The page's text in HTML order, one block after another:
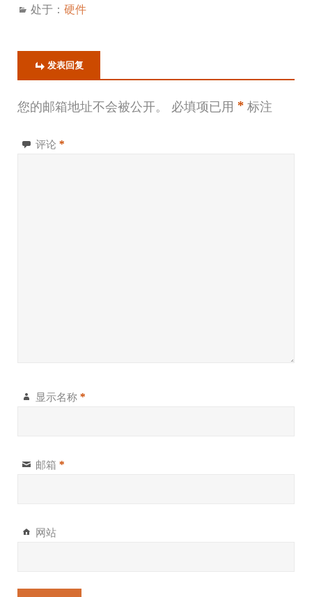
处于： 硬件
发表回复
您的邮箱地址不会被公开。 必填项已用 * 标注
评论 *
显示名称 *
邮箱 *
网站